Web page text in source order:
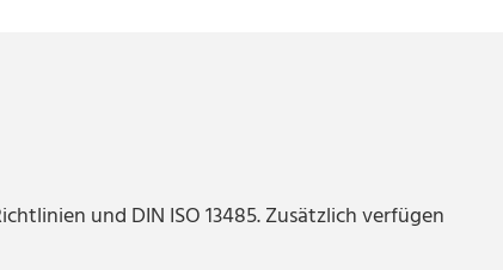
und DIN ISO 13485. Zusätzlich verfügen